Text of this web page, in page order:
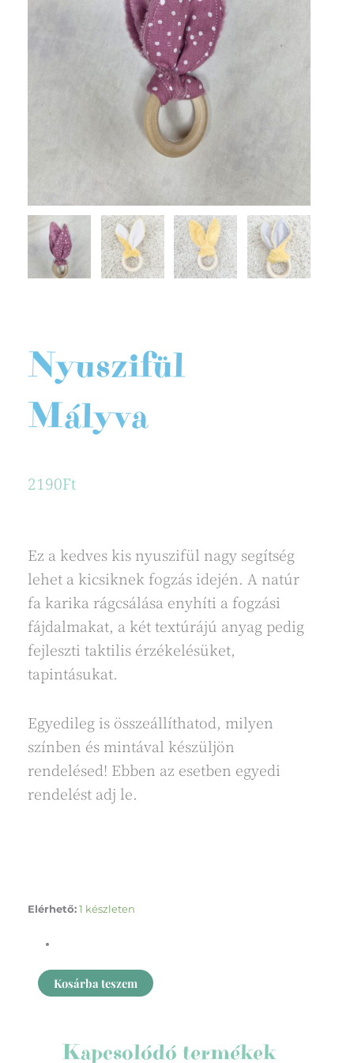
Nyuszifül
Mályva
2190Ft
Ez a kedves kis nyuszifül nagy segítség
lehet a kicsiknek fogzás idején. A natúr
fa karika rágcsálása enyhíti a fogzási
fájdalmakat, a két textúrájú anyag pedig
fejleszti taktilis érzékelésüket,
tapintásukat.
Egyedileg is összeállíthatod, milyen
színben és mintával készüljön
rendelésed! Ebben az esetben egyedi
rendelést adj le.
Elérhető: 1 készleten
Nyuszifül
mennyiség
Kosárba teszem
Kapcsolódó termékek